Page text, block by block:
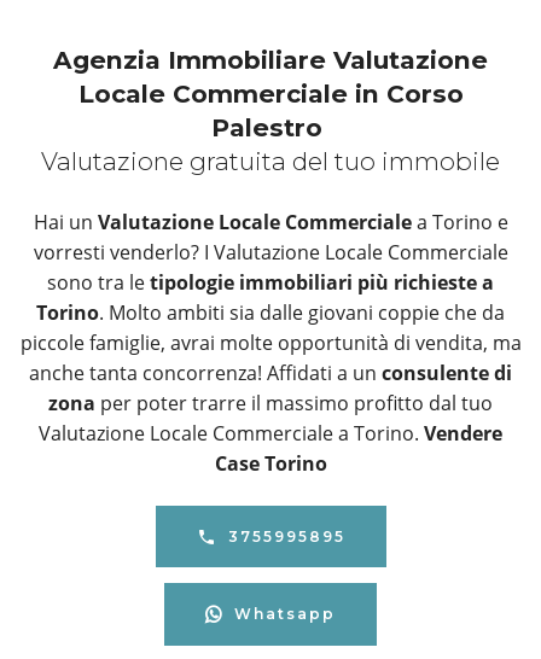
Agenzia Immobiliare Valutazione
Locale Commerciale in Corso
Palestro
Valutazione gratuita del tuo immobile
Hai un Valutazione Locale Commercialea Torino e
vorresti venderlo? I Valutazione Locale Commerciale
sono tra letipologie immobiliari più richieste a
Torino. Molto ambiti sia dalle giovani coppie che da
piccole famiglie, avrai molte opportunità di vendita, ma
anche tanta concorrenza! Affidati a un consulente di
zona per poter trarre il massimo profitto dal tuo
Valutazione Locale Commerciale a Torino. Vendere
Case Torino
3755995895
Whatsapp